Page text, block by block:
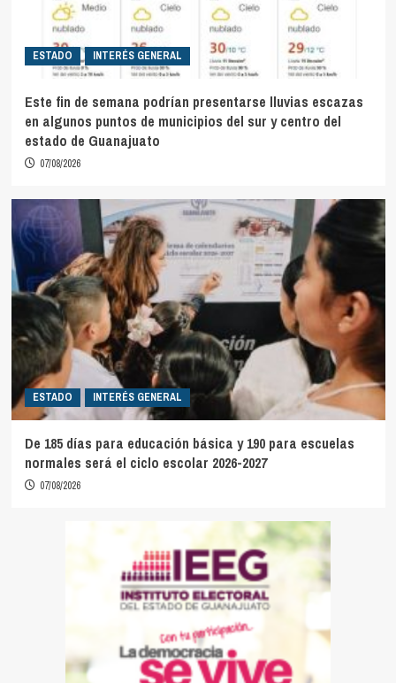
ESTADO INTERÉS GENERAL
Este fin de semana podrían presentarse lluvias escazas
en algunos puntos de municipios del sur y centro del
estado de Guanajuato
07/08/2026
ESTADO INTERÉS GENERAL
De 185 días para educación básica y 190 para escuelas
normales será el ciclo escolar 2026-2027
07/08/2026